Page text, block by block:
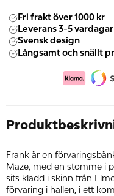
Fri frakt över 1000 kr
Leverans 3-5 vardagar
Svensk design
Långsamt och snällt
Frank är en
Maze, med en stomme i
sits klädd i skinn från
förvaring i hallen, i ett